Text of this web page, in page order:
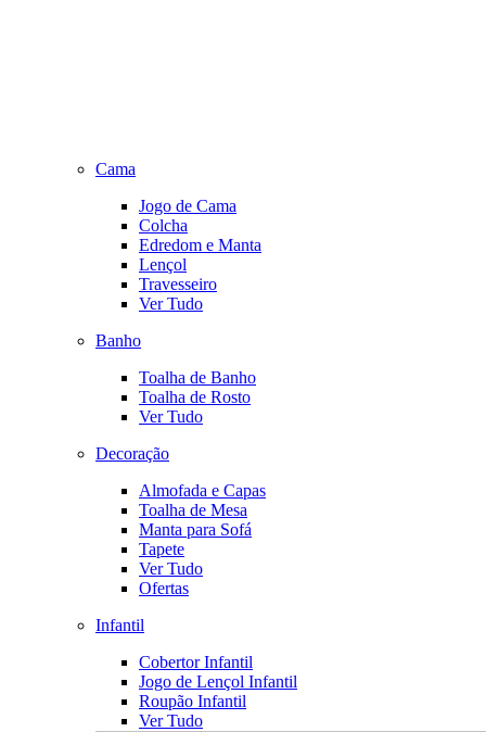
Cama
Jogo de Cama
Colcha
Edredom e Manta
Lençol
Travesseiro
Ver Tudo
Banho
Toalha de Banho
Toalha de Rosto
Ver Tudo
Decoração
Almofada e Capas
Toalha de Mesa
Manta para Sofá
Tapete
Ver Tudo
Ofertas
Infantil
Cobertor Infantil
Jogo de Lençol Infantil
Roupão Infantil
Ver Tudo